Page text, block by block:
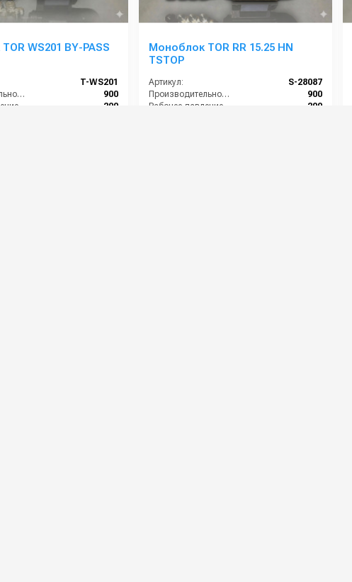
WS201 BY-PASS
T-WS201
Производительность (л/ч):
900
200
Моноблок TOR RR 15.25 HN
TSTOP
Артикул:
S-28087
Производительность (л/ч):
900
200